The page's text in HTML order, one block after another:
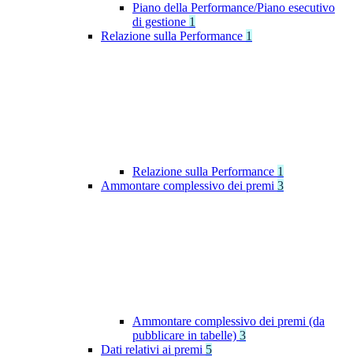
Piano della Performance/Piano esecutivo
di gestione 1
Relazione sulla Performance 1
Relazione sulla Performance 1
Ammontare complessivo dei premi 3
Ammontare complessivo dei premi (da
pubblicare in tabelle) 3
Dati relativi ai premi 5